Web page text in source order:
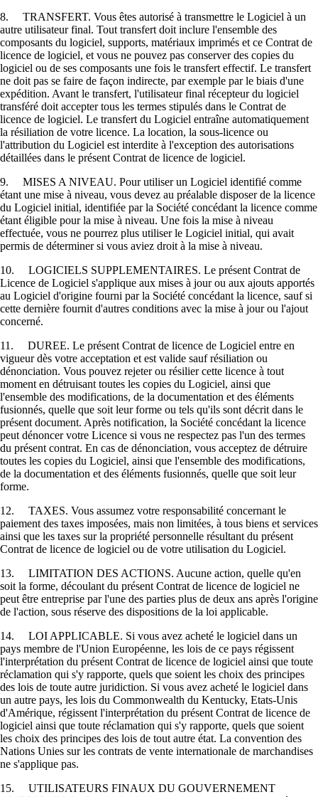
8. TRANSFERT. Vous êtes autorisé à transmettre le Logiciel à un
autre utilisateur final. Tout transfert doit inclure l'ensemble des
composants du logiciel, supports, matériaux imprimés et ce Contrat de
licence de logiciel, et vous ne pouvez pas conserver des copies du
logiciel ou de ses composants une fois le transfert effectif. Le transfert
ne doit pas se faire de façon indirecte, par exemple par le biais d'une
expédition. Avant le transfert, l'utilisateur final récepteur du logiciel
transféré doit accepter tous les termes stipulés dans le Contrat de
licence de logiciel. Le transfert du Logiciel entraîne automatiquement
la résiliation de votre licence. La location, la sous-licence ou
l'attribution du Logiciel est interdite à l'exception des autorisations
détaillées dans le présent Contrat de licence de logiciel.
9. MISES A NIVEAU. Pour utiliser un Logiciel identifié comme
étant une mise à niveau, vous devez au préalable disposer de la licence
du Logiciel initial, identifiée par la Société concédant la licence comme
étant éligible pour la mise à niveau. Une fois la mise à niveau
effectuée, vous ne pourrez plus utiliser le Logiciel initial, qui avait
permis de déterminer si vous aviez droit à la mise à niveau.
10. LOGICIELS SUPPLEMENTAIRES. Le présent Contrat de
Licence de Logiciel s'applique aux mises à jour ou aux ajouts apportés
au Logiciel d'origine fourni par la Société concédant la licence, sauf si
cette dernière fournit d'autres conditions avec la mise à jour ou l'ajout
concerné.
11. DUREE. Le présent Contrat de licence de Logiciel entre en
vigueur dès votre acceptation et est valide sauf résiliation ou
dénonciation. Vous pouvez rejeter ou résilier cette licence à tout
moment en détruisant toutes les copies du Logiciel, ainsi que
l'ensemble des modifications, de la documentation et des éléments
fusionnés, quelle que soit leur forme ou tels qu'ils sont décrit dans le
présent document. Après notification, la Société concédant la licence
peut dénoncer votre Licence si vous ne respectez pas l'un des termes
du présent contrat. En cas de dénonciation, vous acceptez de détruire
toutes les copies du Logiciel, ainsi que l'ensemble des modifications,
de la documentation et des éléments fusionnés, quelle que soit leur
forme.
12. TAXES. Vous assumez votre responsabilité concernant le
paiement des taxes imposées, mais non limitées, à tous biens et services
ainsi que les taxes sur la propriété personnelle résultant du présent
Contrat de licence de logiciel ou de votre utilisation du Logiciel.
13. LIMITATION DES ACTIONS. Aucune action, quelle qu'en
soit la forme, découlant du présent Contrat de licence de logiciel ne
peut être entreprise par l'une des parties plus de deux ans après l'origine
de l'action, sous réserve des dispositions de la loi applicable.
14. LOI APPLICABLE. Si vous avez acheté le logiciel dans un
pays membre de l'Union Européenne, les lois de ce pays régissent
l'interprétation du présent Contrat de licence de logiciel ainsi que toute
réclamation qui s'y rapporte, quels que soient les choix des principes
des lois de toute autre juridiction. Si vous avez acheté le logiciel dans
un autre pays, les lois du Commonwealth du Kentucky, Etats-Unis
d'Amérique, régissent l'interprétation du présent Contrat de licence de
logiciel ainsi que toute réclamation qui s'y rapporte, quels que soient
les choix des principes des lois de tout autre état. La convention des
Nations Unies sur les contrats de vente internationale de marchandises
ne s'applique pas.
15. UTILISATEURS FINAUX DU GOUVERNEMENT